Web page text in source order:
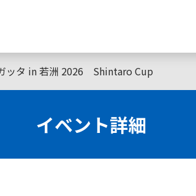
ッタ in 若洲 2026 Shintaro Cup
イベント詳細